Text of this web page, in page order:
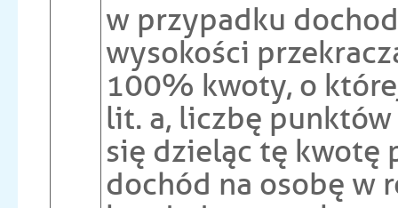
w przypadku
wysokości
100% kwoty, o
lit. a, liczbę
się dzieląc tę kwotę
dochód na osobę w